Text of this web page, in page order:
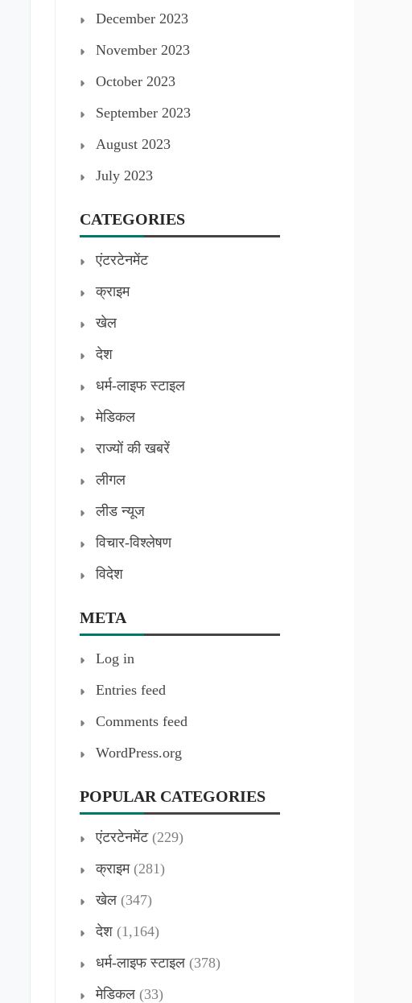
December 2023
November 2023
October 2023
September 2023
August 2023
July 2023
CATEGORIES
एंटरटेनमेंट
क्राइम
खेल
देश
धर्म-लाइफ स्टाइल
मेडिकल
राज्यों की खबरें
लीगल
लीड न्यूज
विचार-विश्लेषण
विदेश
META
Log in
Entries feed
Comments feed
WordPress.org
POPULAR CATEGORIES
एंटरटेनमेंट(229)
क्राइम(281)
खेल (347)
देश (1,164)
धर्म-लाइफ स्टाइल (378)
मेडिकल (33)